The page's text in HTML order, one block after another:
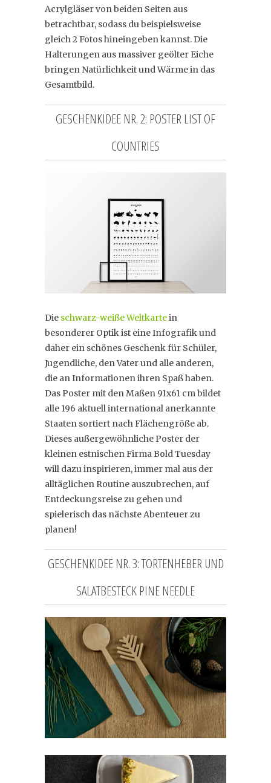
Acrylgläser von beiden Seiten aus
betrachtbar, sodass du beispielsweise
gleich 2 Fotos hineingeben kannst. Die
Halterungen aus massiver geölter Eiche
bringen Natürlichkeit und Wärme in das
Gesamtbild.
GESCHENKIDEE NR. 2: POSTER LIST OF
COUNTRIES
Die schwarz-weiße Weltkartein
besonderer Optik ist eine Infografik und
daher ein schönes Geschenk für Schüler,
Jugendliche, den Vater und alle anderen,
die an Informationen ihren Spaß haben.
Das Poster mit den Maßen 91x61 cm bildet
alle 196 aktuell international anerkannte
Staaten sortiert nach Flächengröße ab.
Dieses außergewöhnliche Poster der
kleinen estnischen Firma Bold Tuesday
will dazu inspirieren, immer mal aus der
alltäglichen Routine auszubrechen, auf
Entdeckungsreise zu gehen und
spielerisch das nächste Abenteuer zu
planen!
GESCHENKIDEE NR. 3: TORTENHEBER UND
SALATBESTECK PINE NEEDLE